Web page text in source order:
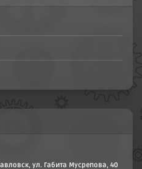
ул. Габита Мусрепова, 40